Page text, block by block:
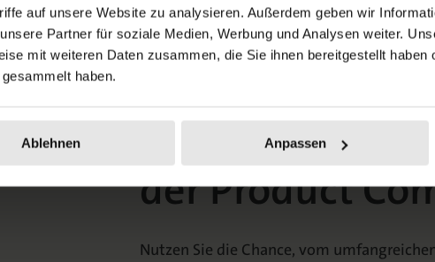
auf unsere Website zu analysieren. Außerdem geben wir
Partner für soziale Medien, Werbung und Analysen weiter.
mit weiteren Daten zusammen, die Sie ihnen bereitgestellt
haben.
Ablehnen Anpassen
Meistern Sie
der Product
Nutzen Sie die Chance, vom